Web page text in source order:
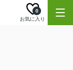
お気に入り
0